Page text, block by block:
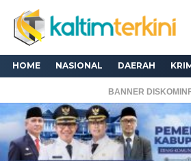
HOME NASIONAL DAERAH
BANNER